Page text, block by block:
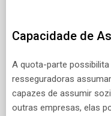
Capacidade de
A quota-parte
resseguradoras
capazes de assumir
outras empresas, elas